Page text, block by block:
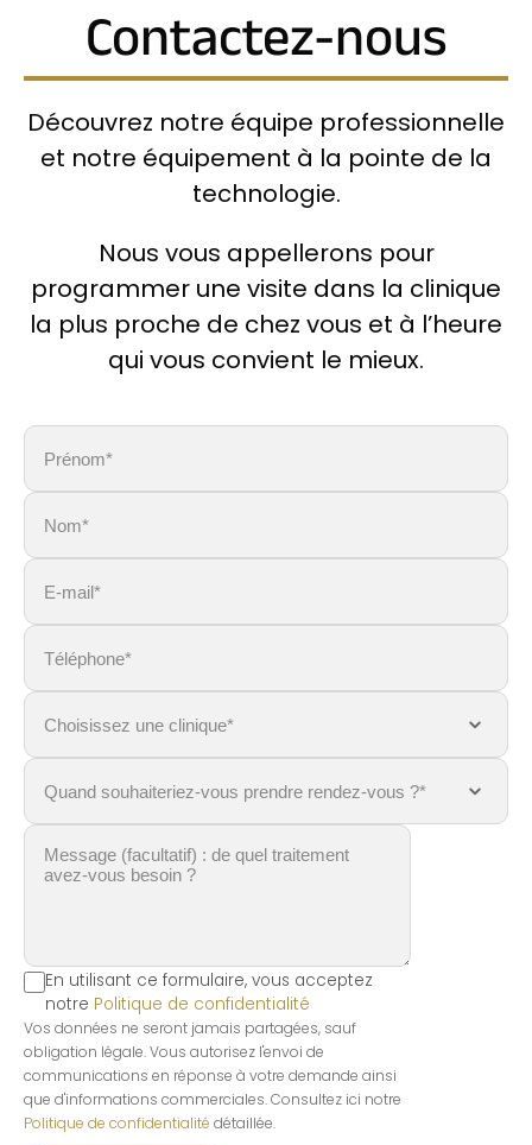
Contactez-nous
Découvrez notre équipe professionnelle
et notre équipement à la pointe de la
technologie.
Nous vous appellerons pour
programmer une visite dans la clinique
la plus proche de chez vous et à l’heure
qui vous convient le mieux.
En utilisant ce formulaire, vous acceptez
notre Politique de confidentialité
Vos données ne seront jamais partagées, sauf
obligation légale. Vous autorisez l'envoi de
communications en réponse à votre demande ainsi
que d'informations commerciales. Consultez ici notre
Politique de confidentialité détaillée.